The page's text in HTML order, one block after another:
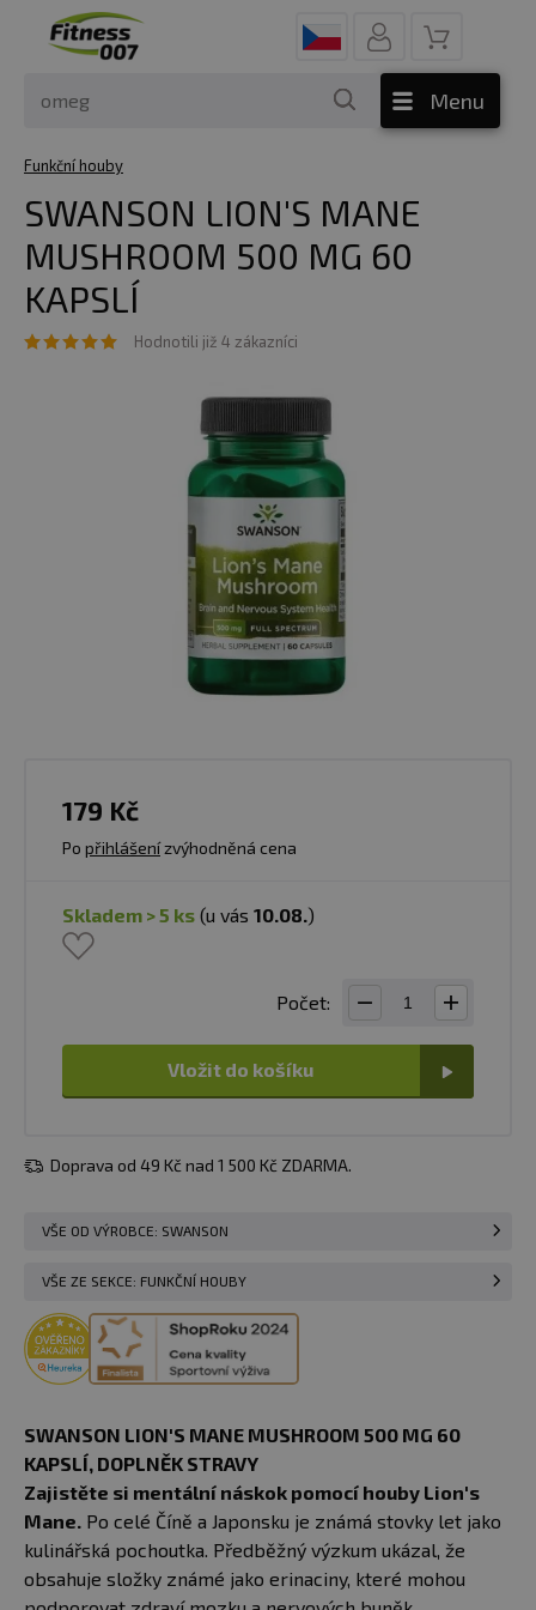
Menu
Funkční houby
SWANSON LION'S MANE
MUSHROOM 500 MG 60
KAPSLÍ
Hodnotili již 4 zákazníci
179 Kč
Po přihlášenízvýhodněná cena
skladem > 5 ks (u vás 10.08.)
Počet:
Vložit do košíku
Doprava od 49 Kč nad 1 500 Kč ZDARMA.
VŠE OD VÝROBCE: SWANSON
VŠE ZE SEKCE: FUNKČNÍ HOUBY
SWANSON LION'S MANE MUSHROOM 500 MG 60
KAPSLÍ, DOPLNĚK STRAVY
Zajistěte si mentální náskok pomocí houby Lion's
Mane. Po celé Číně a Japonsku je známá stovky let jako
kulinářská pochoutka. Předběžný výzkum ukázal, že
obsahuje složky známé jako erinaciny, které mohou